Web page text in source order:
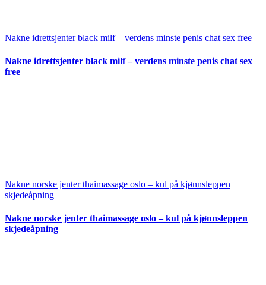
Nakne idrettsjenter black milf – verdens minste penis chat sex free
Nakne idrettsjenter black milf – verdens minste penis chat sex
free
Nakne norske jenter thaimassage oslo – kul på kjønnsleppen
skjedeåpning
Nakne norske jenter thaimassage oslo – kul på kjønnsleppen
skjedeåpning